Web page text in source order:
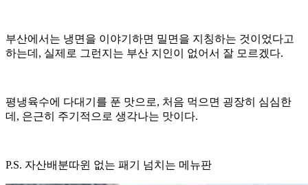
부산에서는 냉면을 이야기하면 밀면을 지칭하는 것이었다고
하는데, 실제로 그런지는 부산 지인이 없어서 잘 모르겠다.
평냉육수에 다대기를 푼 맛으로, 처음 먹으면 굉장히 심심한
데, 은근히 주기적으로 생각나는 맛이다.
P.S. 자산배분따윈 없는 패기 넘치는 메뉴판